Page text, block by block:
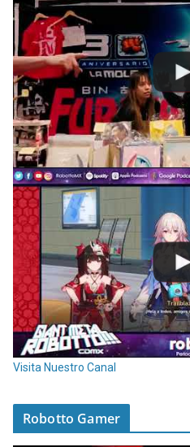
Visita Nuestro Canal
Robotto Gamer